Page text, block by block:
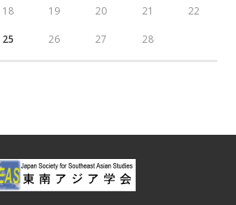
18 19 20 21 22
25 26 27 28